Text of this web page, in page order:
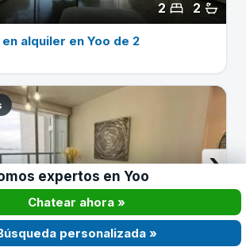
expertos en Yoo
Chatear ahora »
personalizada »
2
2
alquiler en Yoo de 2
›